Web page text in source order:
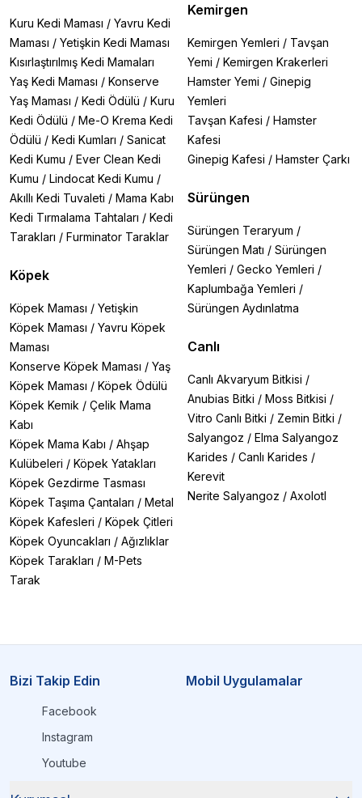
Kuru Kedi Maması / Yavru Kedi
Maması / Yetişkin Kedi Maması
Kısırlaştırılmış Kedi Mamaları
Yaş Kedi Maması / Konserve
Yaş Maması / Kedi Ödülü / Kuru
Kedi Ödülü / Me-O Krema Kedi
Ödülü / Kedi Kumları / Sanicat
Kedi Kumu / Ever Clean Kedi
Kumu / Lindocat Kedi Kumu /
Akıllı Kedi Tuvaleti / Mama Kabı
Kedi Tırmalama Tahtaları / Kedi
Tarakları / Furminator Taraklar
Köpek
Köpek Maması / Yetişkin
Köpek Maması / Yavru Köpek
Maması
Konserve Köpek Maması / Yaş
Köpek Maması / Köpek Ödülü
Köpek Kemik / Çelik Mama
Kabı
Köpek Mama Kabı / Ahşap
Kulübeleri / Köpek Yatakları
Köpek Gezdirme Tasması
Köpek Taşıma Çantaları / Metal
Köpek Kafesleri / Köpek Çitleri
Köpek Oyuncakları / Ağızlıklar
Köpek Tarakları / M-Pets
Tarak
Kemirgen
Kemirgen Yemleri / Tavşan
Yemi / Kemirgen Krakerleri
Hamster Yemi / Ginepig
Yemleri
Tavşan Kafesi / Hamster
Kafesi
Ginepig Kafesi / Hamster Çarkı
Sürüngen
Sürüngen Teraryum /
Sürüngen Matı / Sürüngen
Yemleri / Gecko Yemleri /
Kaplumbağa Yemleri /
Sürüngen Aydınlatma
Canlı
Canlı Akvaryum Bitkisi /
Anubias Bitki / Moss Bitkisi /
Vitro Canlı Bitki / Zemin Bitki /
Salyangoz / Elma Salyangoz
Karides / Canlı Karides /
Kerevit
Nerite Salyangoz / Axolotl
Bizi Takip Edin
Facebook
Instagram
Youtube
Mobil Uygulamalar